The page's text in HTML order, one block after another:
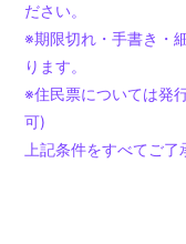
ださい。
※期限切れ・手書き・
ります。
※住民票については発
可)
上記条件をすべて